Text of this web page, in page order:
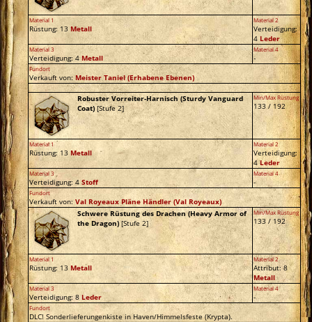
Material 1
Rüstung: 13Metall
Material 2
Verteidigung:
4 Leder
Material 3
Verteidigung: 4Metall
Material 4
-
Fundort
Verkauft von:Meister Taniel(Erhabene Ebenen)
Robuster Vorreiter-Harnisch (Sturdy Vanguard
Coat)[Stufe 2]
Min/Max Rüstung
133 / 192
Material 1
Rüstung: 13Metall
Material 2
Verteidigung:
4Leder
Material 3
Verteidigung: 4Stoff
Material 4
-
Fundort
Verkauft von:Val Royeaux Pläne Händler (Val Royeaux)
Schwere Rüstung des Drachen (Heavy Armor of
the Dragon) [Stufe 2]
Min/Max Rüstung
133 / 192
Material 1
Rüstung: 13Metall
Material 2
Attribut: 8
Metall
Material 3
Verteidigung: 8Leder
Material 4
-
Fundort
DLC! Sonderlieferungenkiste in Haven/Himmelsfeste (Krypta).